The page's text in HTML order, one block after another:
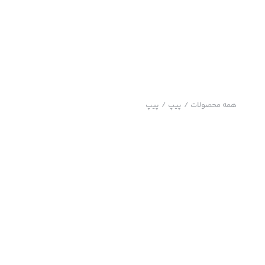
همه محصولات / پیپ / پیپ